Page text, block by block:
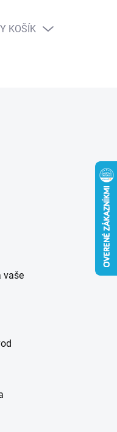
KOŠÍK
vaše